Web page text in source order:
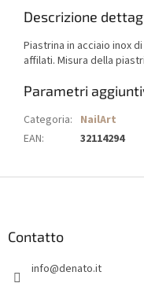
Descrizione
Piastrina in acciaio inox
affilati. Misura della
Parametri
Categoria: NailArt
EAN: 32114294
Contatto
info@denato.it